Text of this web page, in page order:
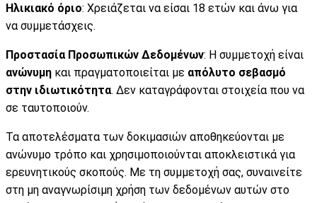
Ηλικιακό όριο: Χρειάζεται να είσαι 18 ετών και άνω για
να συμμετάσχεις.
Προστασία Προσωπικών Δεδομένων: Η συμμετοχή είναι
ανώνυμη και πραγματοποιείται με απόλυτο σεβασμό
στην ιδιωτικότητα. Δεν καταγράφονται στοιχεία που να
σε ταυτοποιούν.
Τα αποτελέσματα των δοκιμασιών αποθηκεύονται με
ανώνυμο τρόπο και χρησιμοποιούνται αποκλειστικά για
ερευνητικούς σκοπούς. Με τη συμμετοχή σας, συναινείτε
στη μη αναγνωρίσιμη χρήση των δεδομένων αυτών στο